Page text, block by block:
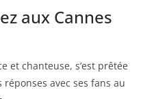
aux Cannes
et chanteuse, s’est prêtée
avec ses fans au